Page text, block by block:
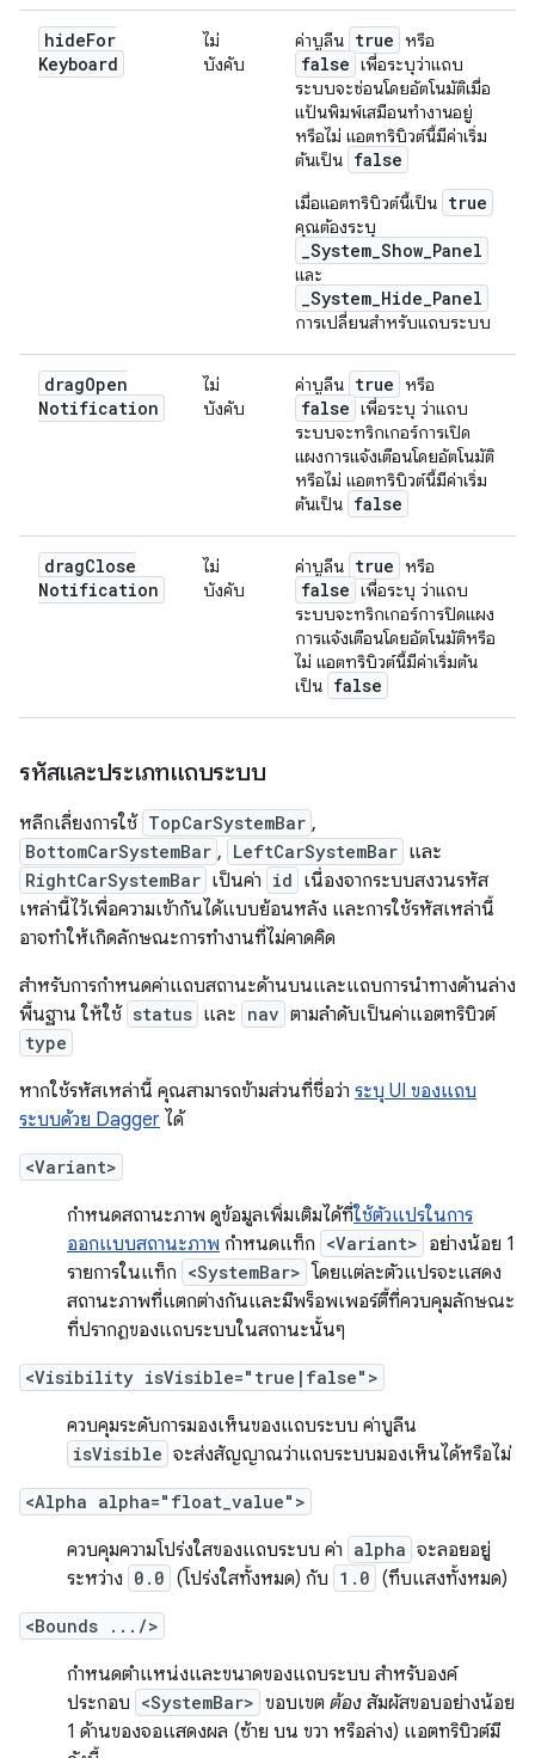
hideFor
Keyboard
ไม่
บังคับ
ค่าบูลีน true หรือ
false เพื่อระบุว่าแถบ
ระบบจะซ่อนโดยอัตโนมัติเมื่อ
แป้นพิมพ์เสมือนทำงานอยู่
หรือไม่ แอตทริบิวต์นี้มีค่าเริ่ม
ต้นเป็น false
เมื่อแอตทริบิวต์นี้เป็น true
คุณต้องระบุ
_System_Show_Panel
และ
_System_Hide_Panel
การเปลี่ยนสำหรับแถบระบบ
dragOpen
Notification
ไม่
บังคับ
ค่าบูลีน true หรือ
false เพื่อระบุ ว่าแถบ
ระบบจะทริกเกอร์การเปิด
แผงการแจ้งเตือนโดยอัตโนมัติ
หรือไม่ แอตทริบิวต์นี้มีค่าเริ่ม
ต้นเป็น false
dragClose
Notification
ไม่
บังคับ
ค่าบูลีน true หรือ
false เพื่อระบุ ว่าแถบ
ระบบจะทริกเกอร์การปิดแผง
การแจ้งเตือนโดยอัตโนมัติหรือ
ไม่ แอตทริบิวต์นี้มีค่าเริ่มต้น
เป็น false
รหัสและประเภทแถบระบบ
หลีกเลี่ยงการใช้ TopCarSystemBar ,
BottomCarSystemBar , LeftCarSystemBar และ
RightCarSystemBar เป็นค่า id เนื่องจากระบบสงวนรหัส
เหล่านี้ไว้เพื่อความเข้ากันได้แบบย้อนหลัง และการใช้รหัสเหล่านี้
อาจทำให้เกิดลักษณะการทำงานที่ไม่คาดคิด
สำหรับการกำหนดค่าแถบสถานะด้านบนและแถบการนำทางด้านล่าง
พื้นฐาน ให้ใช้ status และ nav ตามลำดับเป็นค่าแอตทริบิวต์
type
หากใช้รหัสเหล่านี้ คุณสามารถข้ามส่วนที่ชื่อว่า ระบุ UI ของแถบ
ระบบด้วย Dagger ได้
<Variant>
กำหนดสถานะภาพ ดูข้อมูลเพิ่มเติมได้ที่ใช้ตัวแปรในการ
ออกแบบสถานะภาพ กำหนดแท็ก <Variant> อย่างน้อย 1
รายการในแท็ก <SystemBar> โดยแต่ละตัวแปรจะแสดง
สถานะภาพที่แตกต่างกันและมีพร็อพเพอร์ตี้ที่ควบคุมลักษณะ
ที่ปรากฏของแถบระบบในสถานะนั้นๆ
<Visibility isVisible="true|false">
ควบคุมระดับการมองเห็นของแถบระบบ ค่าบูลีน
isVisible จะส่งสัญญาณว่าแถบระบบมองเห็นได้หรือไม่
<Alpha alpha="float_value">
ควบคุมความโปร่งใสของแถบระบบ ค่า alpha จะลอยอยู่
ระหว่าง 0.0 (โปร่งใสทั้งหมด) กับ 1.0 (ทึบแสงทั้งหมด)
<Bounds .../>
กำหนดตำแหน่งและขนาดของแถบระบบ สำหรับองค์
ประกอบ <SystemBar> ขอบเขต ต้อง สัมผัสขอบอย่างน้อย
1 ด้านของจอแสดงผล (ซ้าย บน ขวา หรือล่าง) แอตทริบิวต์มี